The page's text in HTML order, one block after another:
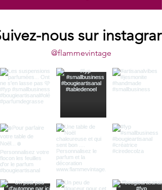
nous sur instagram
@flammevintage